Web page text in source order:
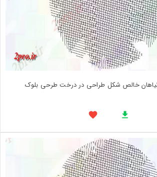
گیاهان خالص شکل طراحی در درخت طرحی بلوک